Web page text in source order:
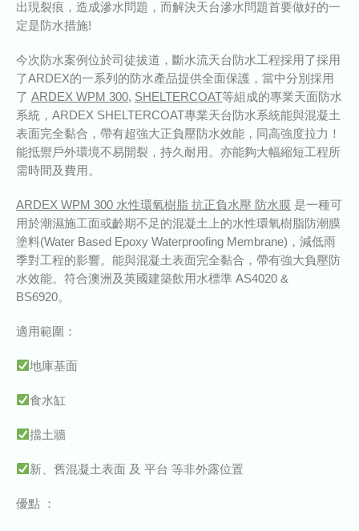
出現裂痕，造成滲水問題，而解決天台滲水問題首要做好的一
定是防水措施!
今次防水案例位於司徒拔道，斷水流天台防水工程採用了採用
了ARDEX的一系列的防水產品提供全面保護，當中分別採用
了 ARDEX WPM 300, SHELTERCOAT等組成的專業天面防水
系統，ARDEX SHELTERCOAT專業天台防水系統能與混凝土
表面完全黏合，帶有超強大正負壓防水效能，同高強度拉力！
能抵禦戶外環境不易開裂，持久耐用。亦能夠大幅縮短工程所
需時間及費用。
ARDEX WPM 300 水性環氧樹脂 抗正負水壓 防水膜 是一種可
用於潮濕施工面或齡期不足的混凝土上的水性環氧樹脂防潮膜
塗料(Water Based Epoxy Waterproofing Membrane)，減低雨
季對工程的影響。能與混凝土表面完全黏合，帶有強大負壓防
水效能。符合澳洲及英國建築飲用水標準 AS4020 &
BS6920。
適用範圍：
地庫基面
食水缸
擋土牆
新、舊混凝土表面 及 平台 等非外露位置
優點 ：